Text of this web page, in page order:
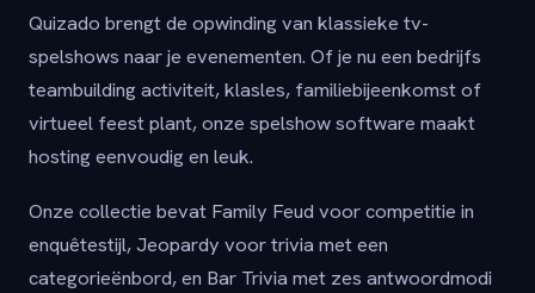
Quizado brengt de opwinding van klassieke tv-
spelshows naar je evenementen. Of je nu een bedrijfs
teambuilding activiteit, klasles, familiebijeenkomst of
virtueel feest plant, onze spelshow software maakt
hosting eenvoudig en leuk.
Onze collectie bevat Family Feud voor competitie in
enquêtestijl, Jeopardy voor trivia met een
categorieënbord, en Bar Trivia met zes antwoordmodi